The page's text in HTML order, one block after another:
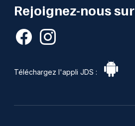
Rejoignez-nous sur
Téléchargez l'appli JDS :